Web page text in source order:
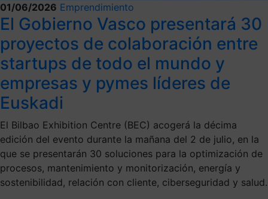
01/06/2026 Emprendimiento
El Gobierno Vasco presentará 30
proyectos de colaboración entre
startups de todo el mundo y
empresas y pymes líderes de
Euskadi
El Bilbao Exhibition Centre (BEC) acogerá la décima
edición del evento durante la mañana del 2 de julio, en la
que se presentarán 30 soluciones para la optimización de
procesos, mantenimiento y monitorización, energía y
sostenibilidad, relación con cliente, ciberseguridad y salud.